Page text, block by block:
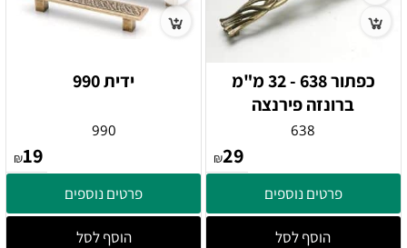
כפתור 638 - 32 מ"מ
ברונזה פירנצה
638
₪29
פרטים נוספים
הוסף לסל
ידית 990
990
₪19
פרטים נוספים
הוסף לסל